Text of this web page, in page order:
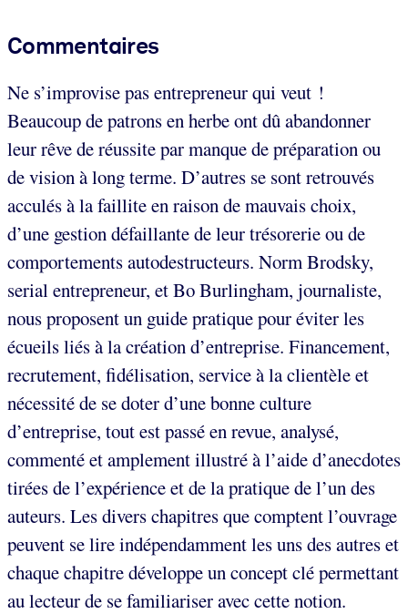
Commentaires
Ne s’improvise pas entrepreneur qui veut !
Beaucoup de patrons en herbe ont dû abandonner
leur rêve de réussite par manque de préparation ou
de vision à long terme. D’autres se sont retrouvés
acculés à la faillite en raison de mauvais choix,
d’une gestion défaillante de leur trésorerie ou de
comportements autodestructeurs. Norm Brodsky,
serial entrepreneur, et Bo Burlingham, journaliste,
nous proposent un guide pratique pour éviter les
écueils liés à la création d’entreprise. Financement,
recrutement, fidélisation, service à la clientèle et
nécessité de se doter d’une bonne culture
d’entreprise, tout est passé en revue, analysé,
commenté et amplement illustré à l’aide d’anecdotes
tirées de l’expérience et de la pratique de l’un des
auteurs. Les divers chapitres que comptent l’ouvrage
peuvent se lire indépendamment les uns des autres et
chaque chapitre développe un concept clé permettant
au lecteur de se familiariser avec cette notion.